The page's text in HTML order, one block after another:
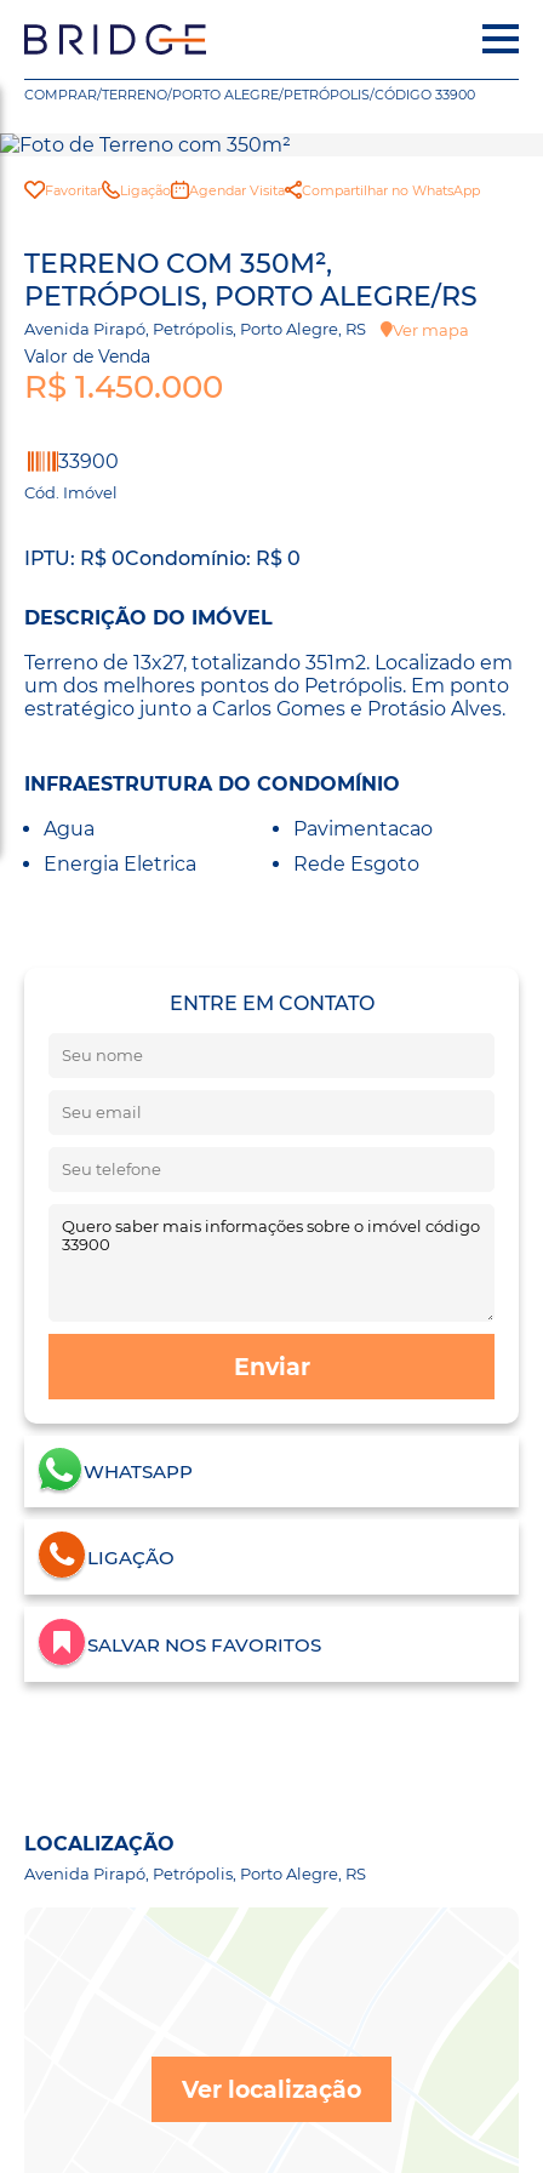
COMPRAR/TERRENO/PORTO ALEGRE/PETRÓPOLIS/CÓDIGO 33900
Favoritar Ligação Agendar Visita Compartilhar no WhatsApp
TERRENO COM 350M²,
PETRÓPOLIS, PORTO ALEGRE/RS
Avenida Pirapó, Petrópolis, Porto Alegre, RS Ver mapa
Valor de Venda
R$ 1.450.000
33900
Cód. Imóvel
IPTU: R$ 0Condomínio: R$ 0
DESCRIÇÃO DO IMÓVEL
Terreno de 13x27, totalizando 351m2. Localizado em
um dos melhores pontos do Petrópolis. Em ponto
estratégico junto a Carlos Gomes e Protásio Alves.
INFRAESTRUTURA DO CONDOMÍNIO
Agua
Energia Eletrica
Pavimentacao
Rede Esgoto
ENTRE EM CONTATO
Enviar
WHATSAPP
LIGAÇÃO
SALVAR NOS FAVORITOS
LOCALIZAÇÃO
Avenida Pirapó, Petrópolis, Porto Alegre, RS
Ver localização